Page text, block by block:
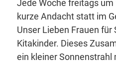
Jede Woche freitags um
kurze Andacht statt im
Unser Lieben Frauen für
Kitakinder. Dieses
ein kleiner Sonnenstrahl